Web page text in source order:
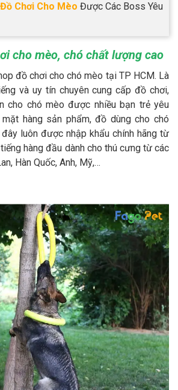
Đồ Chơi Cho Mèo Được Các Boss Yêu
cho mèo, chó chất lượng cao
đồ chơi cho chó mèo tại TP HCM. Là
và uy tín chuyên cung cấp đồ chơi,
cho chó mèo được nhiều bạn trẻ yêu
hàng sản phẩm, đồ dùng cho chó
luôn được nhập khẩu chính hãng từ
hàng đầu dành cho thú cưng từ các
Hàn Quốc, Anh, Mỹ,…